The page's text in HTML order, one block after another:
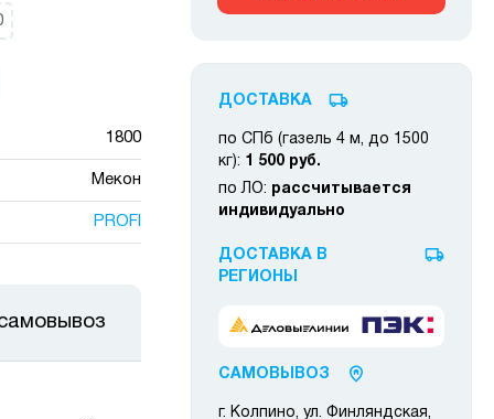
1800
Мекон
PROFI
ДОСТАВКА
по СПб (газель 4 м, до 1500
кг): 1 500 руб.
по ЛО: рассчитывается
индивидуально
ДОСТАВКА В
РЕГИОНЫ
САМОВЫВОЗ
г. Колпино, ул. Финляндская,